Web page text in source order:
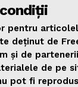
pentru
deținut de
și de
de pe
pot fi